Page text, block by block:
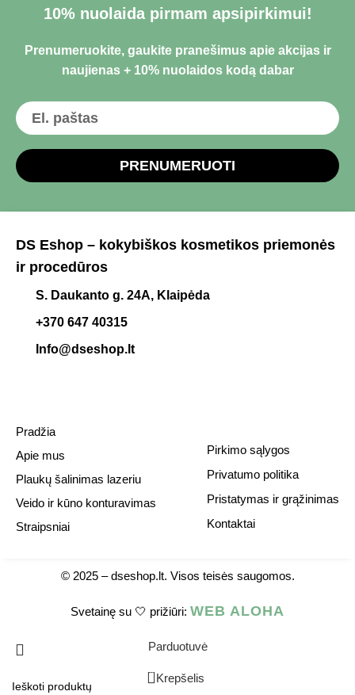
10% nuolaida pirmam apsipirkimui!
Prenumeruokite, gaukite pranešimus apie akcijas ir
naujienas + 10% nuolaidos kodą dabar
PRENUMERUOTI
DS Eshop – kokybiškos kosmetikos priemonės
ir procedūros
S. Daukanto g. 24A, Klaipėda
+370 647 40315
Info@dseshop.lt
Pradžia
Apie mus
Plaukų šalinimas lazeriu
Veido ir kūno konturavimas
Straipsniai
Pirkimo sąlygos
Privatumo politika
Pristatymas ir grąžinimas
Kontaktai
© 2025 –dseshop.lt. Visos teisės saugomos.
Svetainę su 🤍 prižiūri:WEB ALOHA
Parduotuvė
0 Krepšelis